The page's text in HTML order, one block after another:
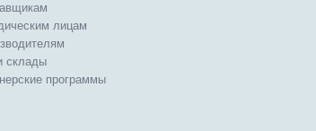
лицам
склады
программы